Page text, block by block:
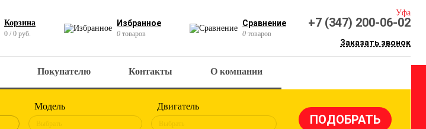
Корзина
0 / 0 руб.
Избранное
0 товаров
Сравнение
0 товаров
Уфа
+7 (347) 200-06-02
Заказать звонок
Покупателю Контакты О компании
Модель
Выбрать
Двигатель
Выбрать